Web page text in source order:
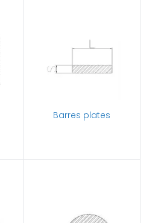
Barres plates